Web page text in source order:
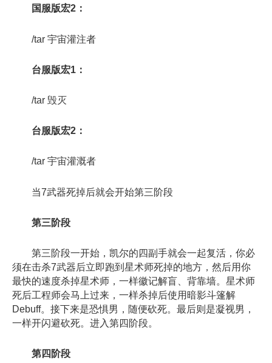
国服版宏2：
/tar 宇宙灌注者
台服版宏1：
/tar 毁灭
台服版宏2：
/tar 宇宙灌溉者
当7武器死掉后就会开始第三阶段
第三阶段
第三阶段一开始，凯尔的四副手就会一起复活，你必
须在击杀7武器后立即跑到星术师死掉的地方，然后用你
最快的速度杀掉星术师，一样徽记解盲、背靠墙。星术师
死后工程师会马上过来，一样杀掉后使用暗影斗篷解
Debuff。接下来是恐惧男，随便砍死。最后则是凝视男，
一样开闪避砍死。进入第四阶段。
第四阶段